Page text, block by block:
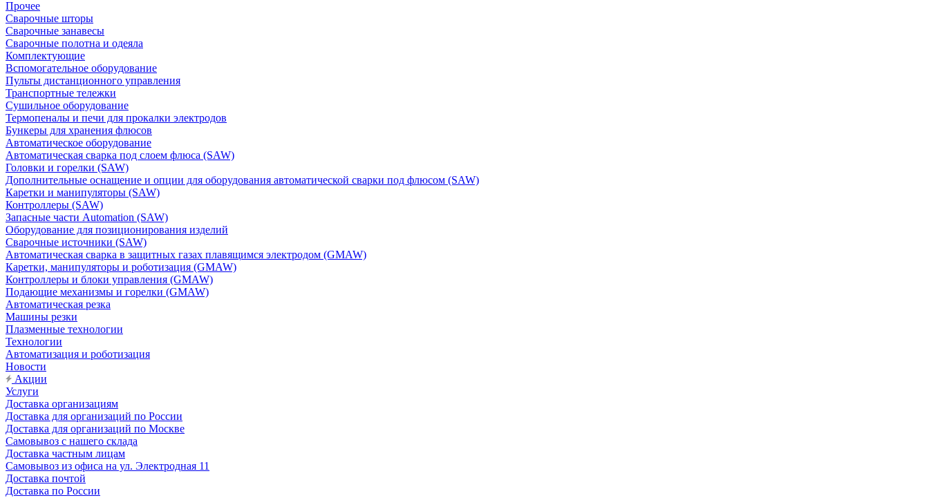
Прочее
Сварочные шторы
Сварочные занавесы
Сварочные полотна и одеяла
Комплектующие
Вспомогательное оборудование
Пульты дистанционного управления
Транспортные тележки
Сушильное оборудование
Термопеналы и печи для прокалки электродов
Бункеры для хранения флюсов
Автоматическое оборудование
Автоматическая сварка под слоем флюса (SAW)
Головки и горелки (SAW)
Дополнительные оснащение и опции для оборудования автоматической сварки под флюсом (SAW)
Каретки и манипуляторы (SAW)
Контроллеры (SAW)
Запасные части Automation (SAW)
Оборудование для позиционирования изделий
Сварочные источники (SAW)
Автоматическая сварка в защитных газах плавящимся электродом (GMAW)
Каретки, манипуляторы и роботизация (GMAW)
Контроллеры и блоки управления (GMAW)
Подающие механизмы и горелки (GMAW)
Автоматическая резка
Машины резки
Плазменные технологии
Технологии
Автоматизация и роботизация
Новости
Акции
Услуги
Доставка организациям
Доставка для организаций по России
Доставка для организаций по Москве
Самовывоз с нашего склада
Доставка частным лицам
Самовывоз из офиса на ул. Электродная 11
Доставка почтой
Доставка по России